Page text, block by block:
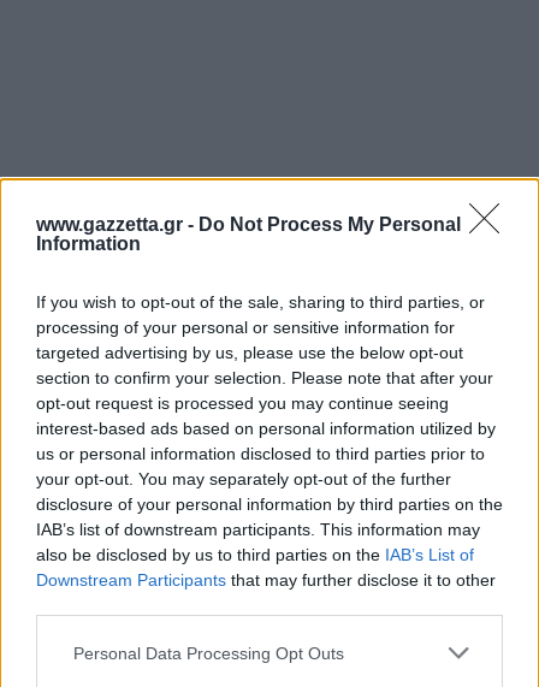
www.gazzetta.gr - Do Not Process My Personal
Information
If you wish to opt-out of the sale, sharing to third parties, or
processing of your personal or sensitive information for
targeted advertising by us, please use the below opt-out
section to confirm your selection. Please note that after your
opt-out request is processed you may continue seeing
interest-based ads based on personal information utilized by
us or personal information disclosed to third parties prior to
your opt-out. You may separately opt-out of the further
disclosure of your personal information by third parties on the
IAB’s list of downstream participants. This information may
also be disclosed by us to third parties on the IAB’s List of
Downstream Participants that may further disclose it to other
Please note that this website/app uses one or more Google
Personal Data Processing Opt Outs